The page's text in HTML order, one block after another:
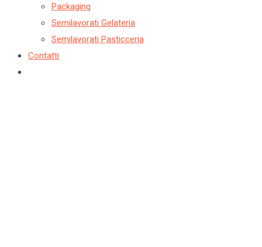
Packaging
Semilavorati Gelateria
Semilavorati Pasticceria
Contatti